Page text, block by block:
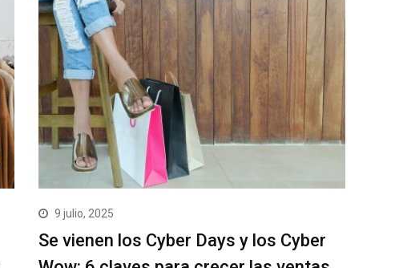
9 julio, 2025
Se vienen los Cyber Days y los Cyber